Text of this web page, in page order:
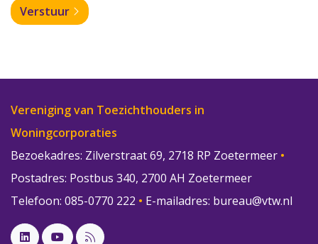
Verstuur
Vereniging van Toezichthouders in
Woningcorporaties
Bezoekadres: Zilverstraat 69, 2718 RP Zoetermeer •
Postadres: Postbus 340, 2700 AH Zoetermeer
Telefoon: 085-0770 222 • E-mailadres: bureau@vtw.nl